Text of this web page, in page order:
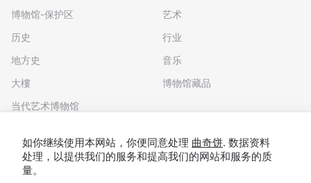
博物馆-保护区
历史
地方史
大樓
当代艺术博物馆
艺术
行业
音乐
博物馆藏品
如你继续使用本网站，你便同意处理 曲奇饼. 数据资料
处理，以提供我们的服务和提高我们的网站和服务的质
量。